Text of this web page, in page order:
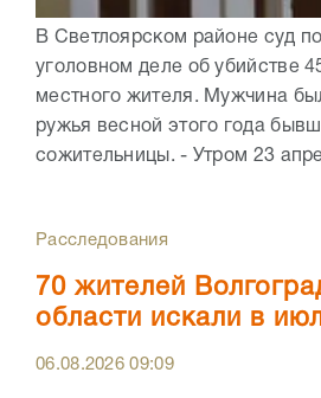
В Светлоярском районе суд
уголовном деле об убийстве
местного жителя. Мужчина
ружья весной этого года
сожительницы. - Утром 23
Расследования
70 жителей
области искали в
06.08.202609:09